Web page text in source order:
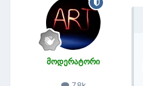
მოდერატორი